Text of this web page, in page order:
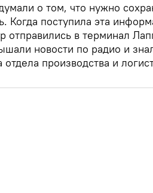
о том, что нужно
Когда поступила эта
отправились в терминал
новости по радио и
отдела производства и